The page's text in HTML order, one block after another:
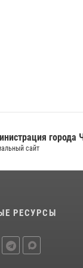
города
сайт
РЕСУРСЫ